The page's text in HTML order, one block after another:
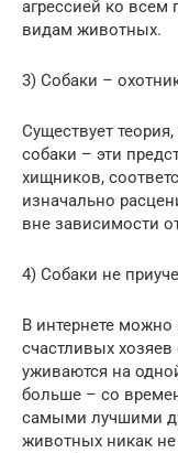
агрессией ко
видам животных.
3) Собаки –
Существует
собаки – эти
хищников,
изначально
вне зависимости
4) Собаки не
В интернете
счастливых
уживаются на
больше – со
самыми лучшими
животных никак не